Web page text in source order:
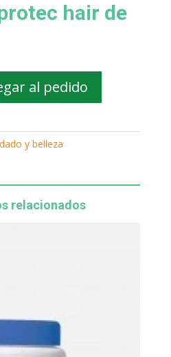
hair de
al pedido
y belleza
relacionados